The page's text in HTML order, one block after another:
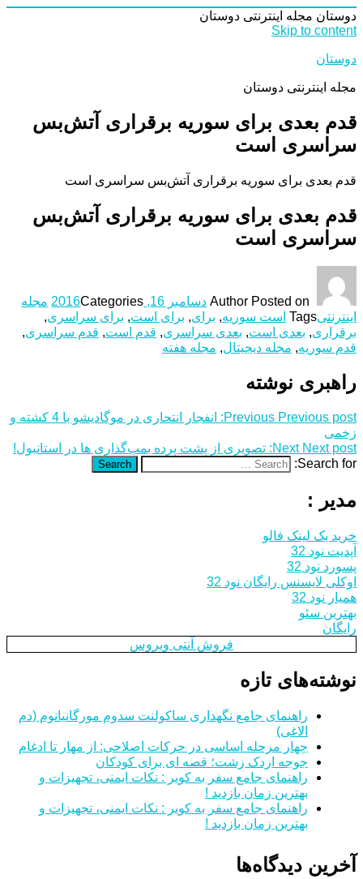
دوستان مجله اینترنتی دوستان
Skip to content
دوستان
مجله اینترنتی دوستان
قدم بعدی برای سوریه برقراری آتش‌بس
سراسری است
قدم بعدی برای سوریه برقراری آتش‌بس سراسری است
قدم بعدی برای سوریه برقراری آتش‌بس
سراسری است
Author Posted on دسامبر 16, 2016 Categories
مجله
اینترنتیTags است سوریه, برای, برای است, برای سراسری,
برقراری, بعدی است, بعدی سراسری, قدم است, قدم سراسری,
قدم سوریه, مجله دیجیتال, مجله هفته
راهبری نوشته
Previous Previous post:
انفجار انتحاری در موگادیشو با 4 کشته و
زخمی
Next Next post:
تصویری از پشت پرده بمب‌گذاری ها در استانبول!
Search for:
Search
مدیر :
خرید بک لینک فالو
آپدیت نود 32
پسورد نود 32
اوکلی لایسنس رایگان نود 32
همیار نود 32
بهترین سئو
رایگان
فروش آنتی ویروس
نوشته‌های تازه
راهنمای جامع نگهداری ساکولنت سدوم مورگانیانوم (دم
الاغی)
چهار مرحله اساسی در حرکات اصلاحی: از مهار تا ادغام
جوجه اردک زشت؛ قصه ای برای کودکان
راهنمای جامع سفر به کویر : نکات ایمنی، تجهیزات و
بهترین زمان بازدید !
راهنمای جامع سفر به کویر : نکات ایمنی، تجهیزات و
بهترین زمان بازدید !
آخرین دیدگاه‌ها